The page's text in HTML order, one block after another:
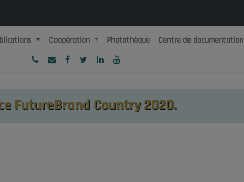
Démocratique et Populaire
Coopération Photothèque Centre de documentation
FutureBrand Country 2020.